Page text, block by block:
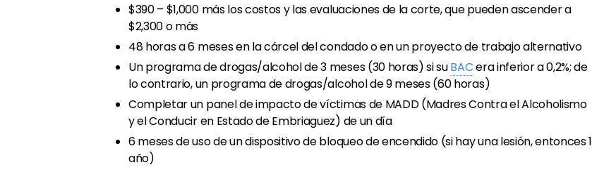
$390 – $1,000 más los costos y las evaluaciones de la corte, que pueden ascender a
$2,300 o más
48 horas a 6 meses en la cárcel del condado o en un proyecto de trabajo alternativo
Un programa de drogas/alcohol de 3 meses (30 horas) si suBACera inferior a 0,2%; de
lo contrario, un programa de drogas/alcohol de 9 meses (60 horas)
Completar un panel de impacto de víctimas de MADD (Madres Contra el Alcoholismo
y el Conducir en Estado de Embriaguez) de un día
6 meses de uso de un dispositivo de bloqueo de encendido (si hay una lesión, entonces 1
año)